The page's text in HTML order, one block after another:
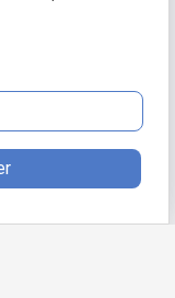
Noisy-le-Grand, vous
de la famille, il vous
Affaires Familiales,